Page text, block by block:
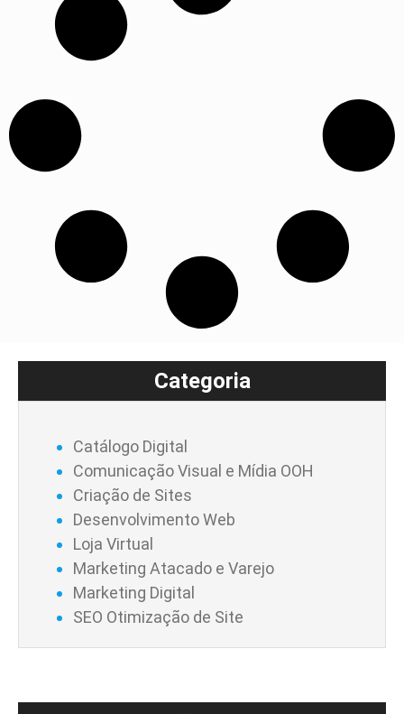
Categoria
Catálogo Digital
Comunicação Visual e Mídia OOH
Criação de Sites
Desenvolvimento Web
Loja Virtual
Marketing Atacado e Varejo
Marketing Digital
SEO Otimização de Site